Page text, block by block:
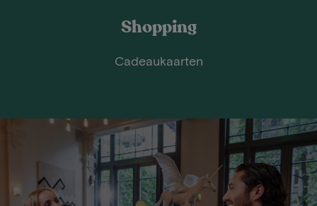
Shopping
Cadeaukaarten